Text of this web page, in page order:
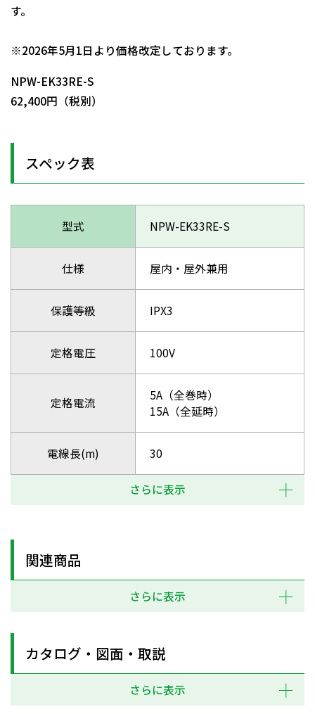
す。
※2026年5月1日より価格改定しております。
NPW-EK33RE-S
62,400円（税別）
スペック表
型式 NPW-EK33RE-S
仕様 屋内・屋外兼用
保護等級 IPX3
定格電圧 100V
定格電流
5A（全巻時）
15A（全延時）
電線長(m) 30
さらに表示
関連商品
さらに表示
カタログ・図面・取説
さらに表示